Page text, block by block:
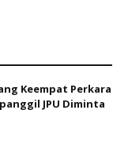
Keempat Perkara
JPU Diminta